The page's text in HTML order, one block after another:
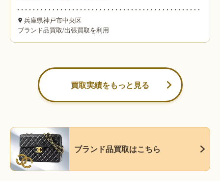
兵庫県神戸市中央区
ブランド品買取/出張買取を利用
買取実績をもっと見る
ブランド品買取はこちら